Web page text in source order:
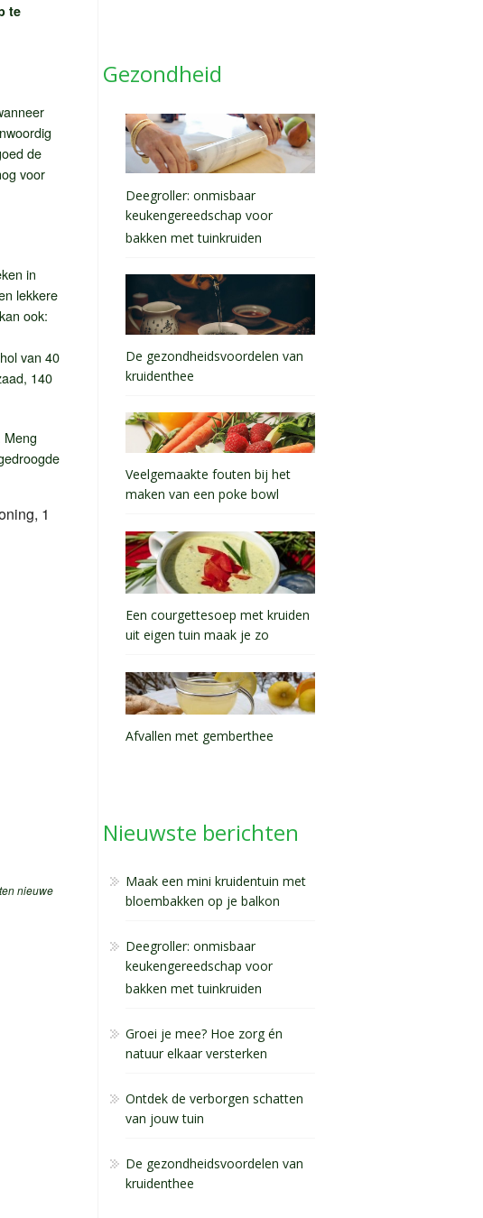
te
de
voor
in
lekkere
ook:
van 40
140
Meng
1
nieuwe
Gezondheid
Deegroller: onmisbaar
keukengereedschap voor
bakken met tuinkruiden
De gezondheidsvoordelen van
kruidenthee
Veelgemaakte fouten bij het
maken van een poke bowl
Een courgettesoep met kruiden
uit eigen tuin maak je zo
Afvallen met gemberthee
Nieuwste berichten
Maak een mini kruidentuin met
bloembakken op je balkon
Deegroller: onmisbaar
keukengereedschap voor
bakken met tuinkruiden
Groei je mee? Hoe zorg én
natuur elkaar versterken
Ontdek de verborgen schatten
van jouw tuin
De gezondheidsvoordelen van
kruidenthee